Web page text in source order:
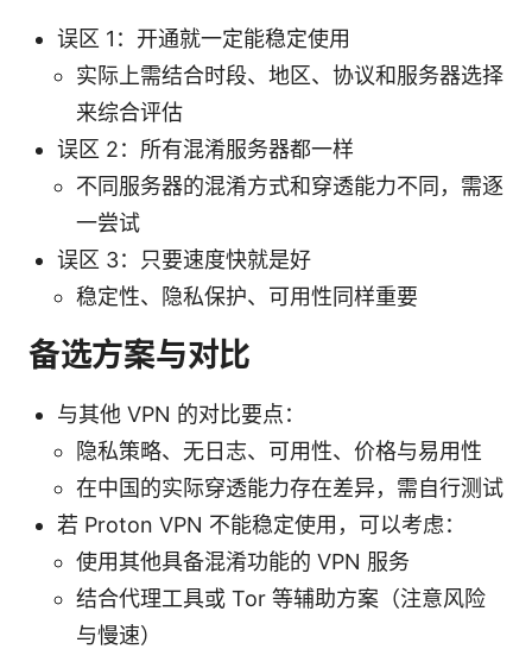
误区 1：开通就一定能稳定使用
实际上需结合时段、地区、协议和服务器选择
来综合评估
误区 2：所有混淆服务器都一样
不同服务器的混淆方式和穿透能力不同，需逐
一尝试
误区 3：只要速度快就是好
稳定性、隐私保护、可用性同样重要
备选方案与对比
与其他 VPN 的对比要点：
隐私策略、无日志、可用性、价格与易用性
在中国的实际穿透能力存在差异，需自行测试
若 Proton VPN 不能稳定使用，可以考虑：
使用其他具备混淆功能的 VPN 服务
结合代理工具或 Tor 等辅助方案（注意风险
与慢速）